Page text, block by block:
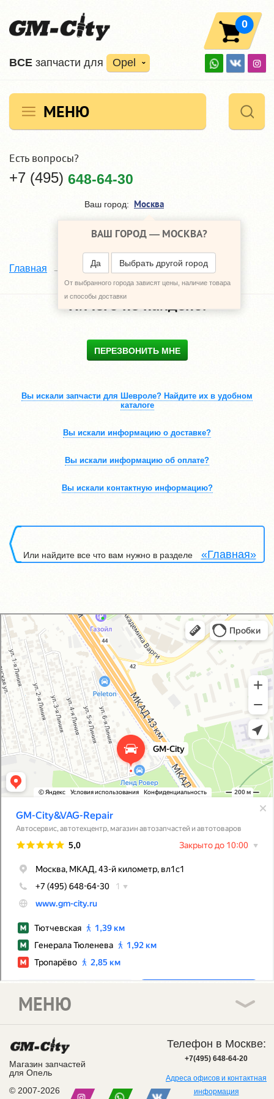
ВCE запчасти для Opel
0
МЕНЮ
Есть вопросы?
+7 (495) 648-64-30
Ваш город: Москва
ВАШ ГОРОД — МОСКВА?
Да Выбрать другой город
От выбранного города зависят цены, наличие товара
и способы доставки
Главная Каталог
Ничего не найдено.
ПЕРЕЗВОНИТЬ МНЕ
Вы искали запчасти для Шевроле? Найдите их в удобном
каталоге
Вы искали информацию о доставке?
Вы искали информацию об оплате?
Вы искали контактную информацию?
Или найдите все что вам нужно в разделе «Главная»
GM-City&VAG-Repair
Автосервис, автотехцентр в Москве
Магазин автозапчастей и автотоваров в Москве
Магазин запчастей
для Опель
© 2007-2026
МЕНЮ
Телефон в Москве:
+7(495) 648-64-20
Адреса офисов и контактная
информация